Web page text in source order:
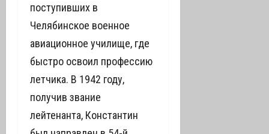
поступивших в
Челябинское военное
авиационное училище, где
быстро освоил профессию
летчика. В 1942 году,
получив звание
лейтенанта, Константин